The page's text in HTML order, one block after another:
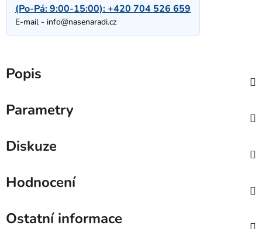
(Po-Pá: 9:00-15:00):+420 704 526 659
E-mail - info@nasenaradi.cz
Popis
Parametry
Diskuze
Hodnocení
Ostatní informace